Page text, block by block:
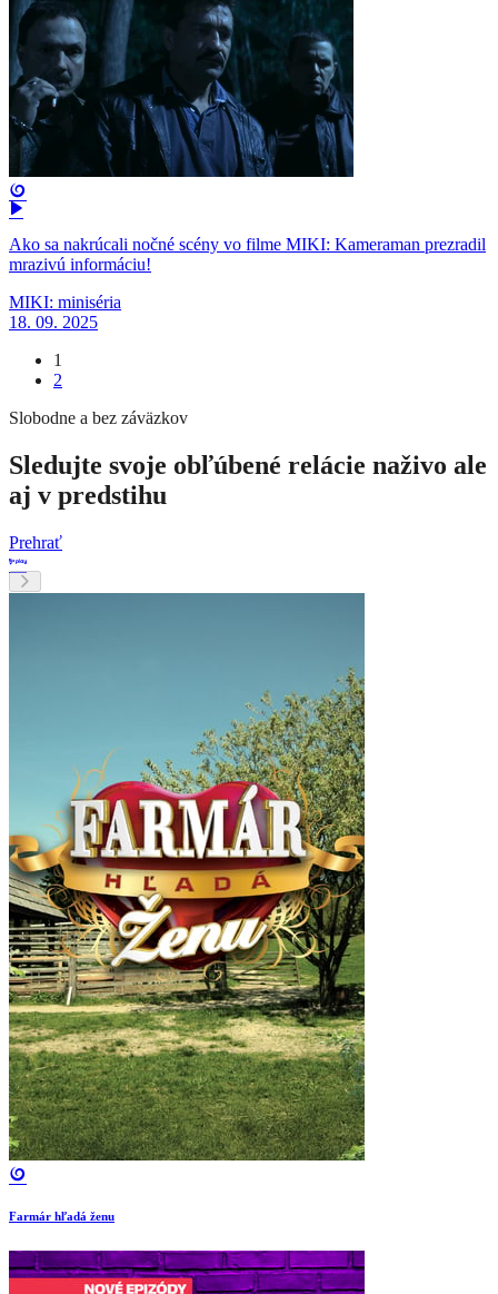
Ako sa nakrúcali nočné scény vo filme MIKI: Kameraman prezradil
mrazivú informáciu!
MIKI: miniséria
18. 09. 2025
1
2
Slobodne a bez záväzkov
Sledujte svoje obľúbené relácie naživo ale
aj v predstihu
Prehrať
Farmár hľadá ženu